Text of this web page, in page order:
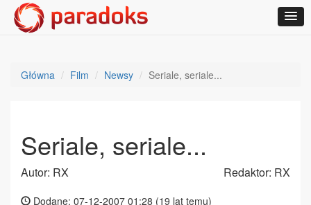
Główna Film Newsy Seriale, seriale...
Seriale, seriale...
Autor: RX Redaktor: RX
Dodane: 07-12-2007 01:28 (19 lat temu)